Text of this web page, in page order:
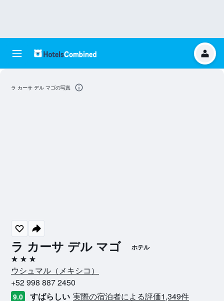
ラ カーサ デル マゴ ホテル
3つ星
ウシュマル​（メキシコ​）​
+52 998 887 2450
9.0 すばらしい 実際の宿泊者による評価1,349​件
ラ カーサ デル マゴの写真